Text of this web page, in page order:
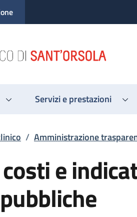
Servizi e prestazioni
pane
/ Amministrazione
e